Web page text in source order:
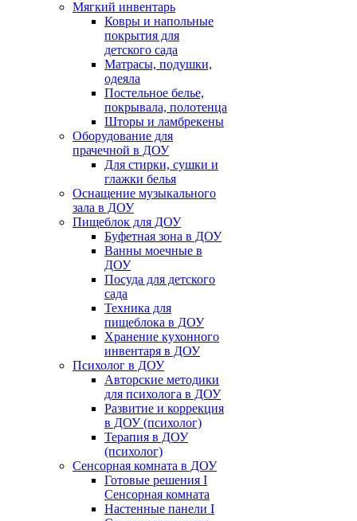
Мягкий инвентарь
Ковры и напольные
покрытия для
детского сада
Матрасы, подушки,
одеяла
Постельное белье,
покрывала, полотенца
Шторы и ламбрекены
Оборудование для
прачечной в ДОУ
Для стирки, сушки и
глажки белья
Оснащение музыкального
зала в ДОУ
Пищеблок для ДОУ
Буфетная зона в ДОУ
Ванны моечные в
ДОУ
Посуда для детского
сада
Техника для
пищеблока в ДОУ
Хранение кухонного
инвентаря в ДОУ
Психолог в ДОУ
Авторские методики
для психолога в ДОУ
Развитие и коррекция
в ДОУ (психолог)
Терапия в ДОУ
(психолог)
Сенсорная комната в ДОУ
Готовые решения I
Сенсорная комната
Настенные панели I